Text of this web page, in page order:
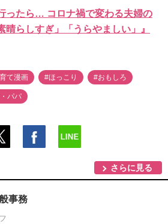
ったら… コロナ禍で変わる夫婦の
晴らしすぎ」「うらやましい」』
て漫画 #ほっこり #おもしろ
パパ
さらに見る
事務